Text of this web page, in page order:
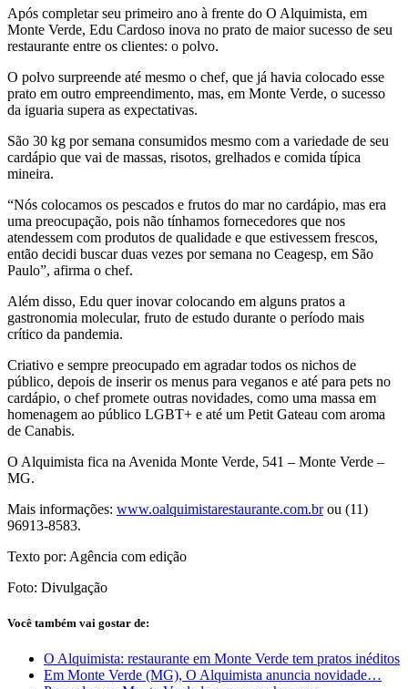
Após completar seu primeiro ano à frente do O Alquimista, em
Monte Verde, Edu Cardoso inova no prato de maior sucesso de seu
restaurante entre os clientes: o polvo.
O polvo surpreende até mesmo o chef, que já havia colocado esse
prato em outro empreendimento, mas, em Monte Verde, o sucesso
da iguaria supera as expectativas.
São 30 kg por semana consumidos mesmo com a variedade de seu
cardápio que vai de massas, risotos, grelhados e comida típica
mineira.
“Nós colocamos os pescados e frutos do mar no cardápio, mas era
uma preocupação, pois não tínhamos fornecedores que nos
atendessem com produtos de qualidade e que estivessem frescos,
então decidi buscar duas vezes por semana no Ceagesp, em São
Paulo”, afirma o chef.
Além disso, Edu quer inovar colocando em alguns pratos a
gastronomia molecular, fruto de estudo durante o período mais
crítico da pandemia.
Criativo e sempre preocupado em agradar todos os nichos de
público, depois de inserir os menus para veganos e até para pets no
cardápio, o chef promete outras novidades, como uma massa em
homenagem ao público LGBT+ e até um Petit Gateau com aroma
de Canabis.
O Alquimista fica na Avenida Monte Verde, 541 – Monte Verde –
MG.
Mais informações: www.oalquimistarestaurante.com.brou (11)
96913-8583.
Texto por: Agência com edição
Foto: Divulgação
Você também vai gostar de:
O Alquimista: restaurante em Monte Verde tem pratos inéditos
Em Monte Verde (MG), O Alquimista anuncia novidade…